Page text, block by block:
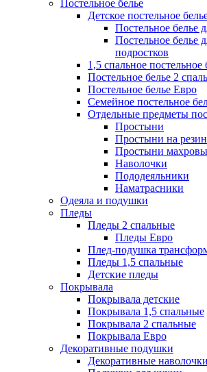
Постельное белье
Детское постельное
Постельное белье
Постельное белье
подростков
1,5 спальное постельное
Постельное белье 2
Постельное белье Евро
Семейное постельное
Отдельные предметы
Простыни
Простыни на
Простыни
Наволочки
Пододеяльники
Наматрасники
Одеяла и подушки
Пледы
Пледы 2 спальные
Пледы Евро
Плед-подушка
Пледы 1,5 спальные
Детские пледы
Покрывала
Покрывала детские
Покрывала 1,5 спальные
Покрывала 2 спальные
Покрывала Евро
Декоративные подушки
Декоративные наволочки